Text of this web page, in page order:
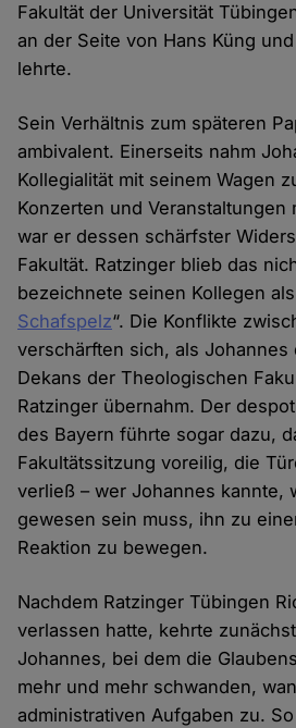
Fakultät der Universität
an der Seite von Hans Küng
lehrte.
Sein Verhältnis zum späteren
ambivalent. Einerseits nahm
Kollegialität mit seinem Wagen
Konzerten und Veranstaltungen
war er dessen schärfster
Fakultät. Ratzinger blieb das
bezeichnete seinen Kollegen als
Schafspelz“. Die Konflikte
verschärften sich, als Johannes
Dekans der Theologischen
Ratzinger übernahm. Der
des Bayern führte sogar dazu,
Fakultätssitzung voreilig, die
verließ – wer Johannes kannte,
gewesen sein muss, ihn zu
Reaktion zu bewegen.
Nachdem Ratzinger Tübingen
verlassen hatte, kehrte
Johannes, bei dem die
mehr und mehr schwanden,
administrativen Aufgaben zu.